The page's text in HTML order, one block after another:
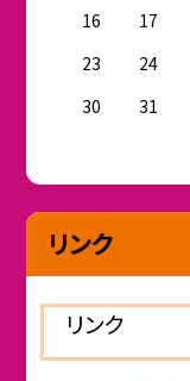
16
17
23
24
30
31
リンク
リンク